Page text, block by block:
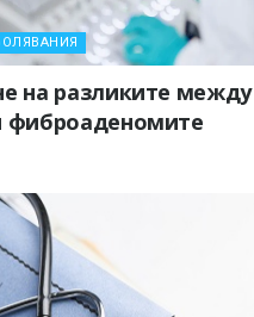
на разликите
фиброаденомите